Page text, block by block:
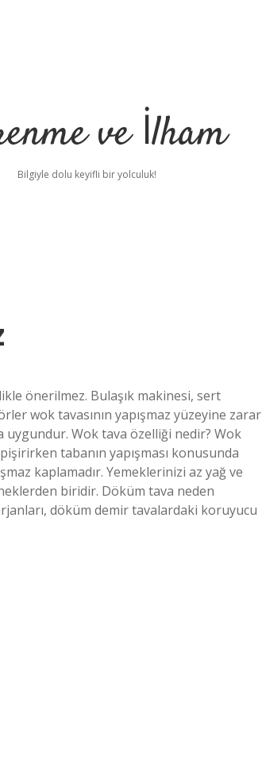
ve İlham
Bilgiyle dolu keyifli bir yolculuk!
önerilmez. Bulaşık makinesi, sert
wok tavasının yapışmaz yüzeyine zarar
uygundur. Wok tava özelliği nedir? Wok
tabanın yapışması konusunda
kaplamadır. Yemeklerinizi az yağ ve
biridir. Döküm tava neden
döküm demir tavalardaki koruyucu